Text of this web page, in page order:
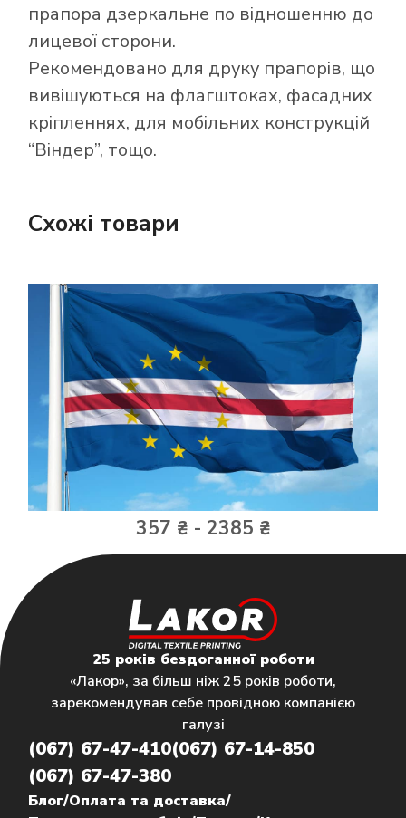
прапора дзеркальне по відношенню до
лицевої сторони.
Рекомендовано для друку прапорів, що
вивішуються на флагштоках, фасадних
кріпленнях, для мобільних конструкцій
“Віндер”, тощо.
Схожі товари
357 ₴ - 2385 ₴
25 років бездоганної роботи
«Лакор», за більш ніж 25 років роботи,
зарекомендував себе провідною компанією
галузі
(067) 67-47-410(067) 67-14-850
(067) 67-47-380
Блог/Оплата та доставка/